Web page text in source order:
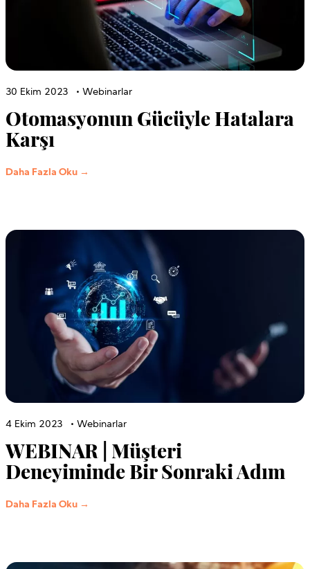
30 Ekim 2023 • Webinarlar
Otomasyonun Gücüyle Hatalara
Karşı
Daha Fazla Oku →
4 Ekim 2023 • Webinarlar
WEBINAR | Müşteri
Deneyiminde Bir Sonraki Adım
Daha Fazla Oku →